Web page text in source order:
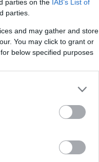
parties on the IAB’s List of
parties.
and may gather and store
You may click to grant or
below specified purposes